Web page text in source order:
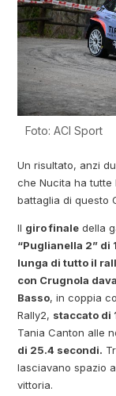
Foto: ACI Sport
Un risultato, anzi
che Nucita ha
battaglia di questo
Il giro finale della
“Puglianella 2” di
lunga di tutto il
con Crugnola
Basso, in coppia
Rally2, staccato di
Tania Canton alle
di 25.4 secondi.
lasciavano spazio
vittoria.